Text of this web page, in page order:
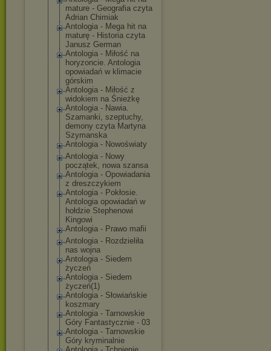
mature - Geografia czyta
Adrian Chimiak
Antologia - Mega hit na
maturę - Historia czyta
Janusz German
Antologia - Miłość na
horyzoncie. Antologia
opowiadań w klimacie
górskim
Antologia - Miłość z
widokiem na Śnieżkę
Antologia - Nawia.
Szamanki, szeptuchy,
demony czyta Martyna
Szymanska
Antologia - Nowoświaty
Antologia - Nowy
początek, nowa szansa
Antologia - Opowiadania
z dreszczykiem
Antologia - Pokłosie.
Antologia opowiadań w
hołdzie Stephenowi
Kingowi
Antologia - Prawo mafii
Antologia - Rozdzieliła
nas wojna
Antologia - Siedem
życzeń
Antologia - Siedem
życzeń(1)
Antologia - Słowiańskie
koszmary
Antologia - Tarnowskie
Góry Fantastycznie - 03
Antologia - Tarnowskie
Góry kryminalnie